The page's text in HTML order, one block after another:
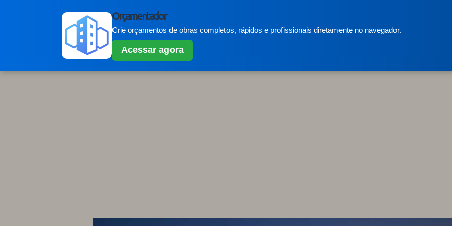
Orçamentador
Crie orçamentos de obras completos, rápidos e profissionais diretamente no navegador.
Acessar agora